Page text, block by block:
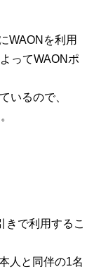
WAONを利用
ってWAONポ
いるので、
きで利用するこ
人と同伴の1名